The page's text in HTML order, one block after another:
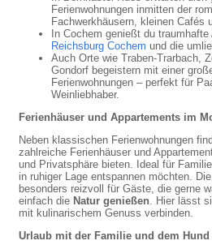
Ferienwohnungen inmitten der
Fachwerkhäusern, kleinen Cafés
In Cochem genießt du
Reichsburg Cochem und die
Auch Orte wie Traben-Trarbach,
Gondorf begeistern mit einer
Ferienwohnungen – perfekt für
Weinliebhaber.
Ferienhäuser und Appartements im
Neben klassischen Ferienwohnungen
zahlreiche Ferienhäuser und
und Privatsphäre bieten. Ideal für
in ruhiger Lage entspannen möchten.
besonders reizvoll für Gäste, die gerne
einfach die Natur genießen . Hier lässt
mit kulinarischem Genuss verbinden.
Urlaub mit der Familie und dem Hund